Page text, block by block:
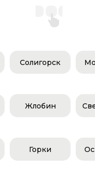
Солигорск
Жлобин
Горки